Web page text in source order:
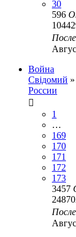
30
596
Война
Свідомий »
России
1
…
169
170
171
172
173
3457